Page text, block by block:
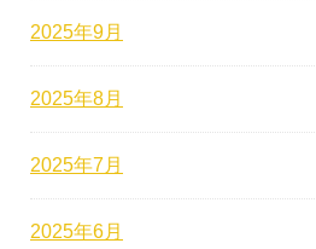
2025年9月
2025年8月
2025年7月
2025年6月